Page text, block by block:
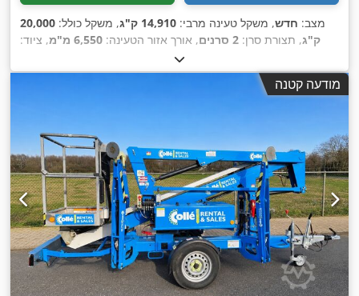
מצב: חדש, משקל טעינה מרבי: 14,910 ק"ג , משקל כולל: 20,000
ק"ג, תצורת סרן: 2 סרנים , אורך אזור הטעינה: 6,550 מ"מ
, ציוד:
מערכת בלימה למניעת נעילה (ABS)
מודעה קטנה